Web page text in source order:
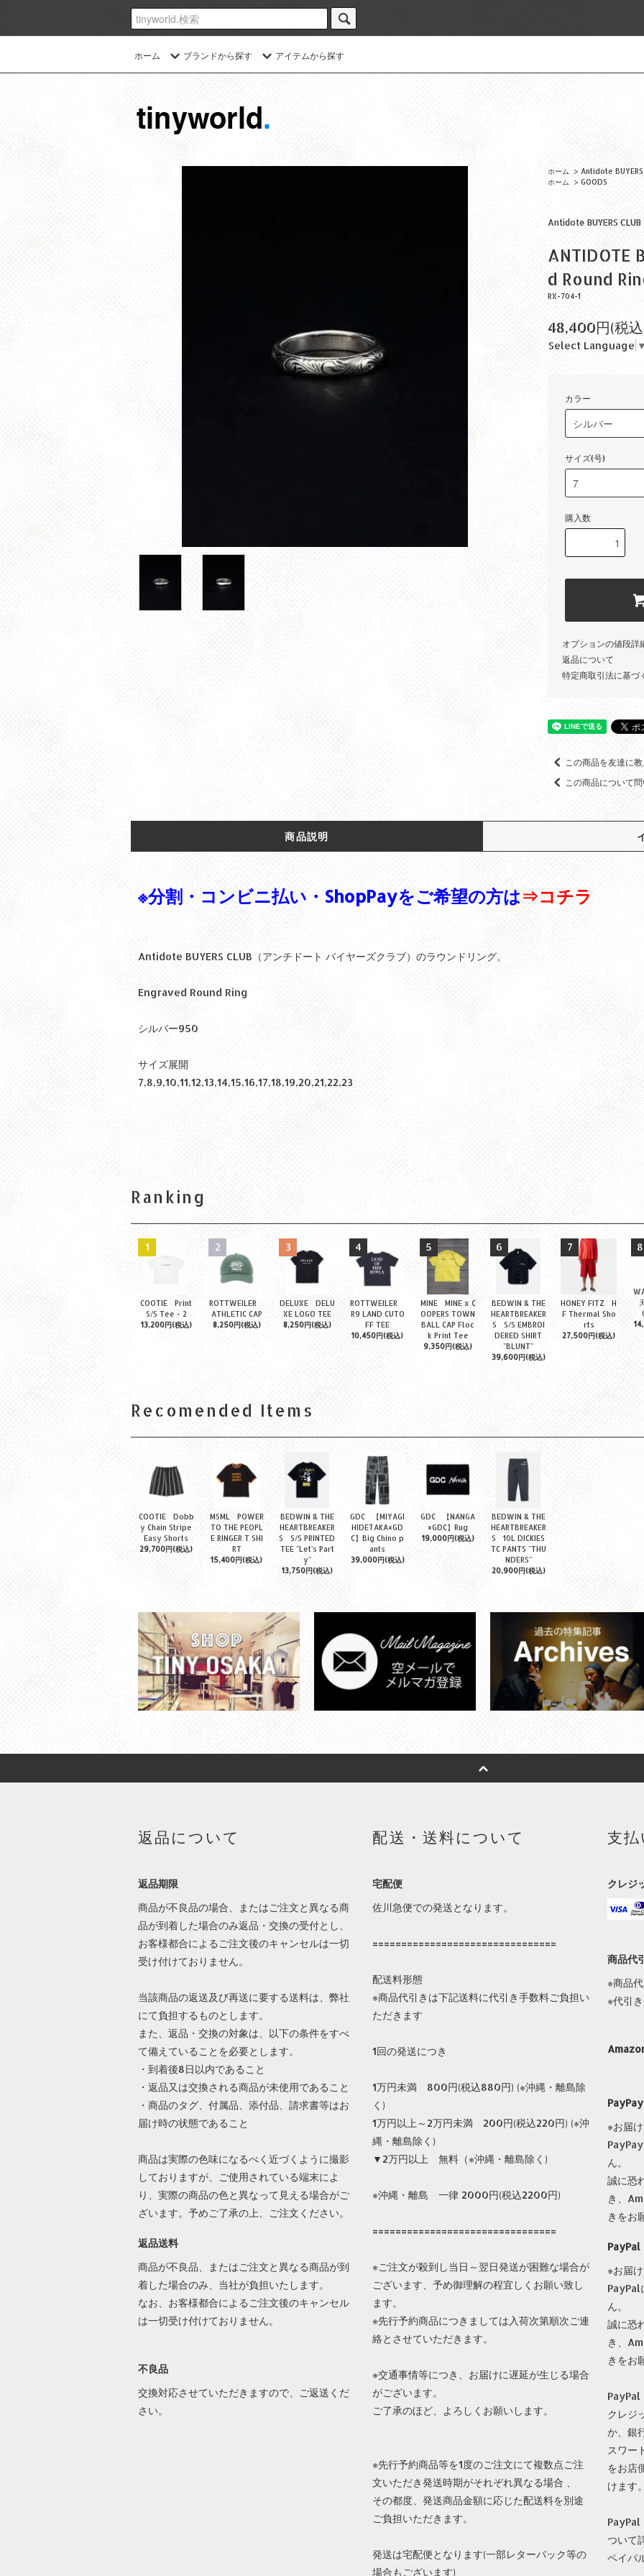
ホーム ブランドから探す アイテムから探す
ホーム > Antidote BUYERS
ホーム
> GOODS
Antidote BUYERS CLUB
ANTIDOTE
d Round
RX-704-1
48,400円(税
Select Language
カラー
サイズ(号)
購入数
オプションの値段詳
返品について
特定商取引法に基づ
この商品を友達に
この商品について
商品説明
※分割・コンビニ払い・ShopPayをご希望の方は⇒コチラ
Antidote BUYERS CLUB（アンチドート バイヤーズクラブ）のラウンドリング。
Engraved Round Ring
シルバー950
サイズ展開
7,8,9,10,11,12,13,14,15,16,17,18,19,20,21,22,23
Ranking
1
COOTIE Print
S/S Tee - 2
13,200円(税込)
2
ROTTWEILER
ATHLETIC CAP
8,250円(税込)
3
DELUXE DELU
XE LOGO TEE
8,250円(税込)
4
ROTTWEILER
R9 LAND CUTO
FF TEE
10,450円(税込)
5
MINE MINE x C
OOPERS TOWN
BALL CAP Floc
k Print Tee
9,350円(税込)
6
BEDWIN & THE
HEARTBREAKER
S S/S EMBROI
DERED SHIRT
"BLUNT"
39,600円(税込)
7
HONEY FITZ H
F Thermal Sho
rts
27,500円(税込)
8
Recomended Items
COOTIE Dobb
y Chain Stripe
Easy Shorts
29,700円(税込)
MSML POWER
TO THE PEOPL
E RINGER T SHI
RT
15,400円(税込)
BEDWIN & THE
HEARTBREAKER
S S/S PRINTED
TEE "Let's Part
y"
13,750円(税込)
GDC 【MIYAGI
HIDETAKA×GD
C】Big Chino p
ants
39,000円(税込)
GDC 【NANGA
×GDC】Rug
19,000円(税込)
BEDWIN & THE
HEARTBREAKER
S 10L DICKIES
TC PANTS "THU
NDERS"
20,900円(税込)
返品について
返品期限
商品が不良品の場合、またはご注文と異なる商
品が到着した場合のみ返品・交換の受付とし、
お客様都合によるご注文後のキャンセルは一切
受け付けておりません。
当該商品の返送及び再送に要する送料は、弊社
にて負担するものとします。
また、返品・交換の対象は、以下の条件をすべ
て備えていることを必要とします。
・到着後8日以内であること
・返品又は交換される商品が未使用であること
・商品のタグ、付属品、添付品、請求書等はお
届け時の状態であること
商品は実際の色味になるべく近づくように撮影
しておりますが、ご使用されている端末によ
り、実際の商品の色と異なって見える場合がご
ざいます。予めご了承の上、ご注文ください。
返品送料
商品が不良品、またはご注文と異なる商品が到
着した場合のみ、当社が負担いたします。
なお、お客様都合によるご注文後のキャンセル
は一切受け付けておりません。
不良品
交換対応させていただきますので、ご返送くだ
さい。
配送・送料について
宅配便
佐川急便での発送となります。
================================
配送料形態
※商品代引きは下記送料に代引き手数料ご負担い
ただきます
1回の発送につき
1万円未満 800円(税込880円) (※沖縄・離島除
く)
1万円以上～2万円未満 200円(税込220円) (※沖
縄・離島除く)
▼2万円以上 無料（※沖縄・離島除く)
※沖縄・離島 一律 2000円(税込2200円)
================================
※ご注文が殺到し当日～翌日発送が困難な場合が
ございます、予め御理解の程宜しくお願い致し
ます。
※先行予約商品につきましては入荷次第順次ご連
絡とさせていただきます。
※交通事情等につき、お届けに遅延が生じる場合
がございます。
ご了承のほど、よろしくお願いします。
※先行予約商品等を1度のご注文にて複数点ご注
文いただき発送時期がそれぞれ異なる場合 、
その都度、発送商品金額に応じた配送料を別途
ご負担いただきます。
発送は宅配便となります(一部レターパック等の
場合もございます)
支
クレジ
商品代
※商品
※代引
PayPay
※お届
ん。
誠に恐
き、
きをお
PayPal
※お届
PayPal
ん。
誠に恐
き、
きをお
PayPal
クレジ
か、銀
スワー
をお店
けます
PayPal
ついて
ペイパ